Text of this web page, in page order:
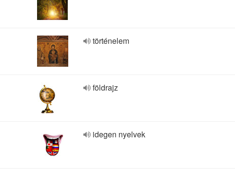
történelem
földrajz
idegen nyelvek